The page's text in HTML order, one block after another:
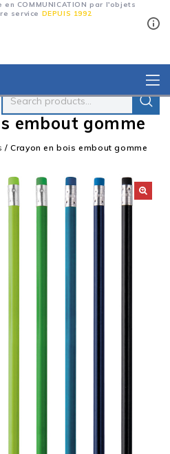
COMMUNICATION par l'objets
service DEPUIS 1992
embout gomme
/Crayon en bois embout gomme